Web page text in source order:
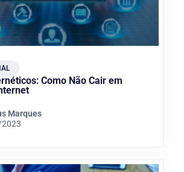
Como Não Cair em
Marques